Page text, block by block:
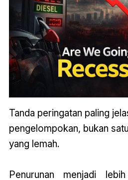
Tanda peringatan paling
pengelompokan, bukan
yang lemah.
Penurunan menjadi